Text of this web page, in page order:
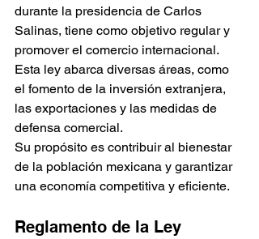
durante la presidencia de Carlos
Salinas, tiene como objetivo regular y
promover el comercio internacional.
Esta ley abarca diversas áreas, como
el fomento de la inversión extranjera,
las exportaciones y las medidas de
defensa comercial.
Su propósito es contribuir al bienestar
de la población mexicana y garantizar
una economía competitiva y eficiente.
Reglamento de la Ley